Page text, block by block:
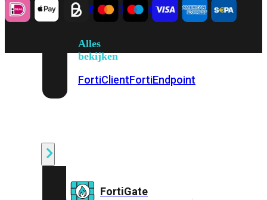
PremFortiCloud
Alles
bekijken
FortiClientFortiEndpoint
FortiGate